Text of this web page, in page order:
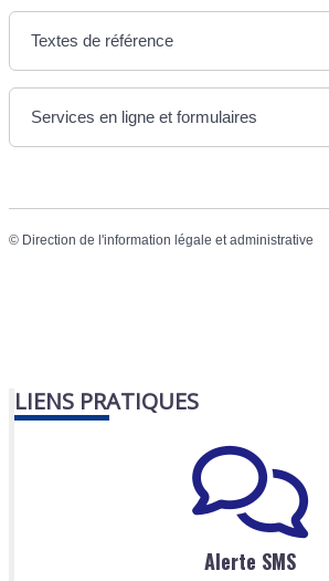
Textes de référence
Services en ligne et formulaires
© Direction de l'information légale et administrative
LIENS PRATIQUES
Alerte SMS